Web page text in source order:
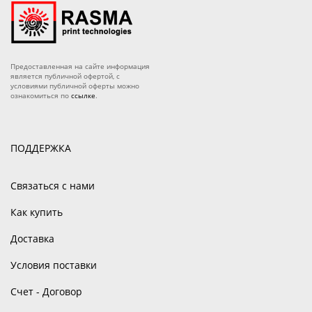
Предоставленная на сайте информация
является публичной офертой, с
условиями публичной оферты можно
ознакомиться по ссылке.
ПОДДЕРЖКА
Связаться с нами
Как купить
Доставка
Условия поставки
Счет - Договор